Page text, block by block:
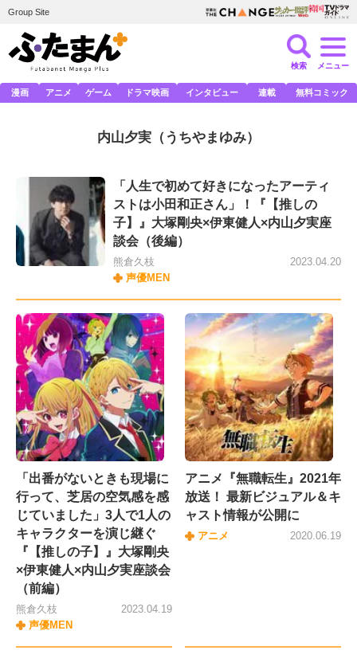
Group Site
検索 メニュー
漫画 アニメ ゲーム ドラマ映画 インタビュー 連載 無料コミック
内山夕実 （うちやまゆみ）
「人生で初めて好きになったアーティ
ストは小田和正さん」！『【推しの
子】』大塚剛央×伊東健人×内山夕実座
談会（後編）
熊倉久枝
声優MEN
2023.04.20
「出番がないときも現場に
行って、芝居の空気感を感
じていました」3人で1人の
キャラクターを演じ継ぐ
『【推しの子】』大塚剛央
×伊東健人×内山夕実座談会
（前編）
熊倉久枝
声優MEN
2023.04.19
アニメ『無職転生』2021年
放送！ 最新ビジュアル＆キ
ャスト情報が公開に
アニメ 2020.06.19